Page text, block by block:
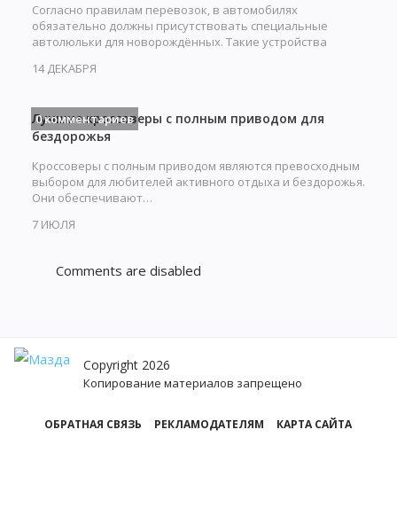
Согласно правилам перевозок, в автомобилях
обязательно должны присутствовать специальные
автолюльки для новорождённых. Такие устройства
14 ДЕКАБРЯ
0 комментариев
Лучшие кроссоверы с полным приводом для
бездорожья
Кроссоверы с полным приводом являются превосходным
выбором для любителей активного отдыха и бездорожья.
Они обеспечивают…
7 ИЮЛЯ
Comments are disabled
Copyright 2026
Копирование материалов запрещено
ОБРАТНАЯ СВЯЗЬ РЕКЛАМОДАТЕЛЯМ КАРТА САЙТА